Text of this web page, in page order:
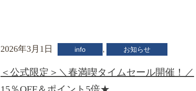
2026年3月1日 info , お知らせ
＜公式限定＞＼春満喫タイムセール開催！／